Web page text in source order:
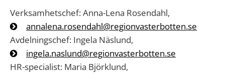
Verksamhetschef: Anna-Lena Rosendahl,
annalena.rosendahl@regionvasterbotten.se
Avdelningschef: Ingela Näslund,
ingela.naslund@regionvasterbotten.se
HR-specialist: Maria Björklund,